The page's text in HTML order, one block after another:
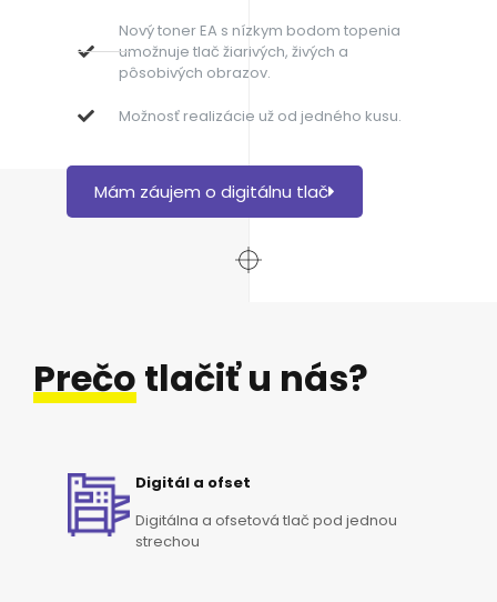
Nový toner EA s nízkym bodom topenia
umožnuje tlač žiarivých, živých a
pôsobivých obrazov.
Možnosť realizácie už od jedného kusu.
Mám záujem o digitálnu tlač
Prečotlačiť u nás?
Digitál a ofset
Digitálna a ofsetová tlač pod jednou
strechou